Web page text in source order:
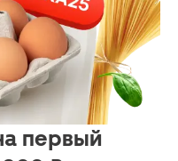
первый